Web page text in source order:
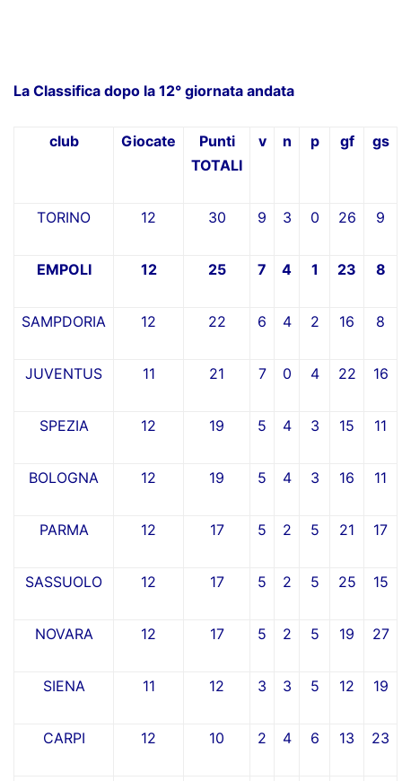
La Classifica dopo la 12° giornata andata
club Giocate
Punti
TOTALI
v n p gf gs
TORINO 12 30 9 3 0 26 9
EMPOLI 12 25 7 4 1 23 8
SAMPDORIA 12 22 6 4 2 16 8
JUVENTUS 11 21 7 0 4 22 16
SPEZIA 12 19 5 4 3 15 11
BOLOGNA 12 19 5 4 3 16 11
PARMA 12 17 5 2 5 21 17
SASSUOLO 12 17 5 2 5 25 15
NOVARA 12 17 5 2 5 19 27
SIENA 11 12 3 3 5 12 19
CARPI 12 10 2 4 6 13 23